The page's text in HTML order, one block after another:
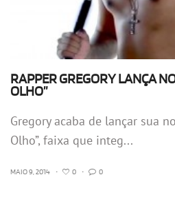
RAPPER GREGORY LANÇA
OLHO”
Gregory acaba de lançar sua
Olho”, faixa que integ...
MAIO 9, 2014 • 0 • 0